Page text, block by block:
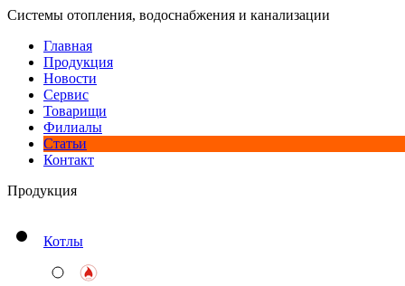
Системы отопления, водоснабжения и канализации
Главная
Продукция
Новости
Сервис
Товарищи
Филиалы
Статьи
Контакт
Продукция
Котлы